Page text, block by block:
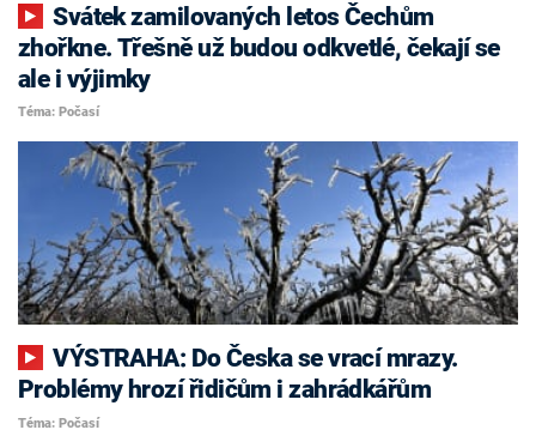
Svátek zamilovaných letos Čechům
zhořkne. Třešně už budou odkvetlé, čekají se
ale i výjimky
Téma: Počasí
VÝSTRAHA: Do Česka se vrací mrazy.
Problémy hrozí řidičům i zahrádkářům
Téma: Počasí